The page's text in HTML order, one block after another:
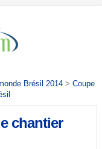
Brésil 2014> Coupe
chantier